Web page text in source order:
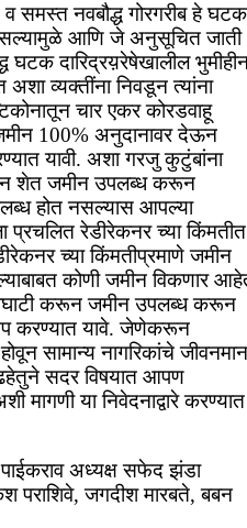
समस्त नवबौद्ध गोरगरीब हे घटक
आणि जे अनुसूचित जाती
घटक दारिद्रय़रेषेखालील
अशा व्यक्तींना निवडून त्यांना
चार एकर कोरडवाहू
100% अनुदानावर देऊन
यावी. अशा गरजु कुटुंबांना
शेत जमीन उपलब्ध करून
होत नसल्यास आपल्या
प्रचलित रेडीरेकनर च्या किंमतीत
च्या किंमतीप्रमाणे जमीन
कोणी जमीन विकणार
करून जमीन उपलब्ध करून
करण्यात यावे. जेणेकरून
सामान्य नागरिकांचे जीवनमान
सदर विषयात आपण
मागणी या निवेदनाद्वारे करण्यात
पाईकराव अध्यक्ष सफेद झंडा
पराशिवे, जगदीश मारबते, बबन